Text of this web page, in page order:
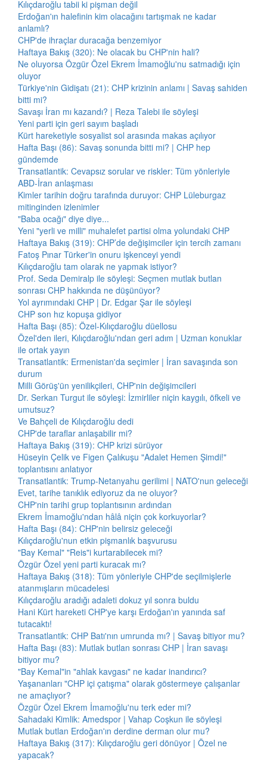
Kılıçdaroğlu tabii ki pişman değil
Erdoğan'ın halefinin kim olacağını tartışmak ne kadar
anlamlı?
CHP'de ihraçlar duracağa benzemiyor
Haftaya Bakış (320): Ne olacak bu CHP'nin hali?
Ne oluyorsa Özgür Özel Ekrem İmamoğlu'nu satmadığı için
oluyor
Türkiye'nin Gidişatı (21): CHP krizinin anlamı | Savaş sahiden
bitti mi?
Savaşı İran mı kazandı? | Reza Talebi ile söyleşi
Yeni parti için geri sayım başladı
Kürt hareketiyle sosyalist sol arasında makas açılıyor
Hafta Başı (86): Savaş sonunda bitti mi? | CHP hep
gündemde
Transatlantik: Cevapsız sorular ve riskler: Tüm yönleriyle
ABD-İran anlaşması
Kimler tarihin doğru tarafında duruyor: CHP Lüleburgaz
mitinginden izlenimler
"Baba ocağı" diye diye...
Yeni "yerli ve milli" muhalefet partisi olma yolundaki CHP
Haftaya Bakış (319): CHP’de değişimciler için tercih zamanı
Fatoş Pınar Türker'in onuru işkenceyi yendi
Kılıçdaroğlu tam olarak ne yapmak istiyor?
Prof. Seda Demiralp ile söyleşi: Seçmen mutlak butlan
sonrası CHP hakkında ne düşünüyor?
Yol ayrımındaki CHP | Dr. Edgar Şar ile söyleşi
CHP son hız kopuşa gidiyor
Hafta Başı (85): Özel-Kılıçdaroğlu düellosu
Özel'den ileri, Kılıçdaroğlu'ndan geri adım | Uzman konuklar
ile ortak yayın
Transatlantik: Ermenistan'da seçimler | İran savaşında son
durum
Milli Görüş'ün yenilikçileri, CHP'nin değişimcileri
Dr. Serkan Turgut ile söyleşi: İzmirliler niçin kaygılı, öfkeli ve
umutsuz?
Ve Bahçeli de Kılıçdaroğlu dedi
CHP'de taraflar anlaşabilir mi?
Haftaya Bakış (319): CHP krizi sürüyor
Hüseyin Çelik ve Figen Çalıkuşu "Adalet Hemen Şimdi!"
toplantısını anlatıyor
Transatlantik: Trump-Netanyahu gerilimi | NATO'nun geleceği
Evet, tarihe tanıklık ediyoruz da ne oluyor?
CHP'nin tarihi grup toplantısının ardından
Ekrem İmamoğlu'ndan hâlâ niçin çok korkuyorlar?
Hafta Başı (84): CHP'nin belirsiz geleceği
Kılıçdaroğlu'nun etkin pişmanlık başvurusu
"Bay Kemal" "Reis"i kurtarabilecek mi?
Özgür Özel yeni parti kuracak mı?
Haftaya Bakış (318): Tüm yönleriyle CHP'de seçilmişlerle
atanmışların mücadelesi
Kılıçdaroğlu aradığı adaleti dokuz yıl sonra buldu
Hani Kürt hareketi CHP'ye karşı Erdoğan'ın yanında saf
tutacaktı!
Transatlantik: CHP Batı'nın umrunda mı? | Savaş bitiyor mu?
Hafta Başı (83): Mutlak butlan sonrası CHP | İran savaşı
bitiyor mu?
"Bay Kemal"in "ahlak kavgası" ne kadar inandırıcı?
Yaşananları "CHP içi çatışma" olarak göstermeye çalışanlar
ne amaçlıyor?
Özgür Özel Ekrem İmamoğlu'nu terk eder mi?
Sahadaki Kimlik: Amedspor | Vahap Coşkun ile söyleşi
Mutlak butlan Erdoğan'ın derdine derman olur mu?
Haftaya Bakış (317): Kılıçdaroğlu geri dönüyor | Özel ne
yapacak?